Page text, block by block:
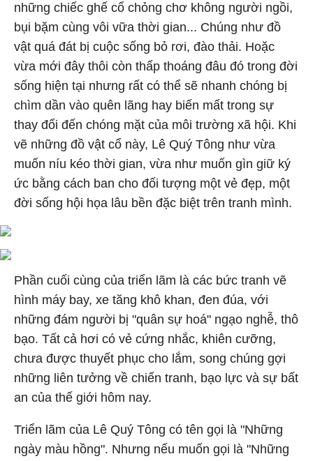
những chiếc ghế cổ chỏng chơ không người ngồi,
bụi bặm cùng vôi vữa thời gian... Chúng như đồ
vật quá đát bị cuộc sống bỏ rơi, đào thải. Hoặc
vừa mới đây thôi còn thấp thoáng đâu đó trong đời
sống hiện tại nhưng rất có thể sẽ nhanh chóng bị
chìm dần vào quên lãng hay biến mất trong sự
thay đổi đến chóng mặt của môi trường xã hội. Khi
vẽ những đồ vật cổ này, Lê Quý Tông như vừa
muốn níu kéo thời gian, vừa như muốn gìn giữ ký
ức bằng cách ban cho đối tượng một vẻ đẹp, một
đời sống hội họa lâu bền đặc biệt trên tranh mình.
Phần cuối cùng của triển lãm là các bức tranh vẽ
hình máy bay, xe tăng khô khan, đen đúa, với
những đám người bị "quân sự hoá" ngạo nghễ, thô
bạo. Tất cả hơi có vẻ cứng nhắc, khiên cưỡng,
chưa được thuyết phục cho lắm, song chúng gợi
những liên tưởng về chiến tranh, bạo lực và sự bất
an của thế giới hôm nay.
Triển lãm của Lê Quý Tông có tên gọi là "Những
ngày màu hồng". Nhưng nếu muốn gọi là "Những